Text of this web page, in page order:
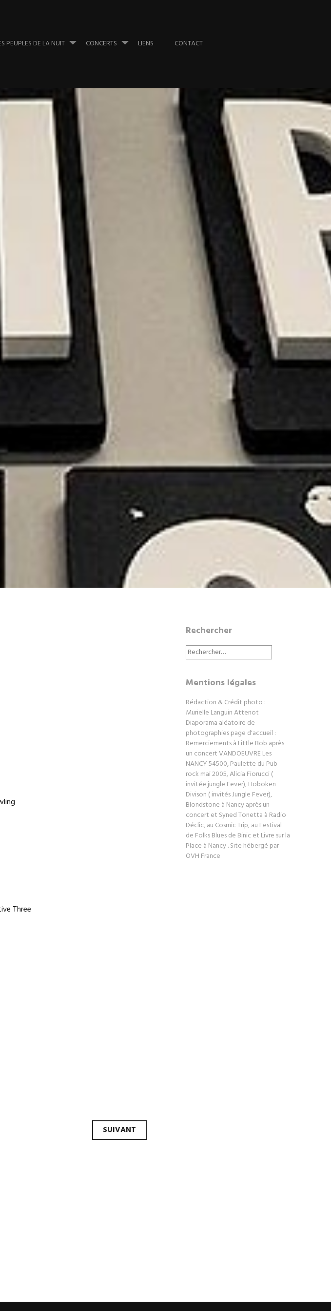
PEUPLES DE LA NUIT CONCERTS LIENS CONTACT
des VIP
Three
SUIVANT
Rechercher
Rechercher :
Mentions légales
Rédaction & Crédit photo :
Murielle Languin Attenot
Diaporama aléatoire de
photographies page d'accueil :
Remerciements à Little Bob après
un concert VANDOEUVRE Les
NANCY 54500, Paulette du Pub
rock mai 2005, Alicia Fiorucci (
invitée jungle Fever), Hoboken
Divison ( invités Jungle Fever),
Blondstone à Nancy après un
concert et Syned Tonetta à Radio
Déclic, au Cosmic Trip, au Festival
de Folks Blues de Binic et Livre sur la
Place à Nancy . Site hébergé par
OVH France